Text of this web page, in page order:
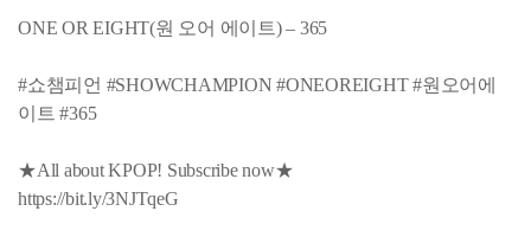
ONE OR EIGHT(원 오어 에이트) – 365
#쇼챔피언 #SHOWCHAMPION #ONEOREIGHT #원오어에
이트 #365
★All about KPOP! Subscribe now★
https://bit.ly/3NJTqeG